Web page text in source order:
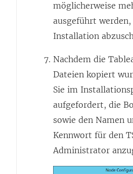
möglicherweise
ausgeführt
Installation
Nachdem die
Dateien kopiert
Sie im
aufgefordert, die
sowie den Namen
Kennwort für den
Administrator